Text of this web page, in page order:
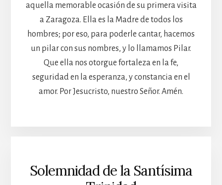
aquella memorable ocasión de su primera visita
a Zaragoza. Ella es la Madre de todos los
hombres; por eso, para poderle cantar, hacemos
un pilar con sus nombres, y lo llamamos Pilar.
Que ella nos otorgue fortaleza en la fe,
seguridad en la esperanza, y constancia en el
amor. Por Jesucristo, nuestro Señor. Amén.
Solemnidad de la Santísima